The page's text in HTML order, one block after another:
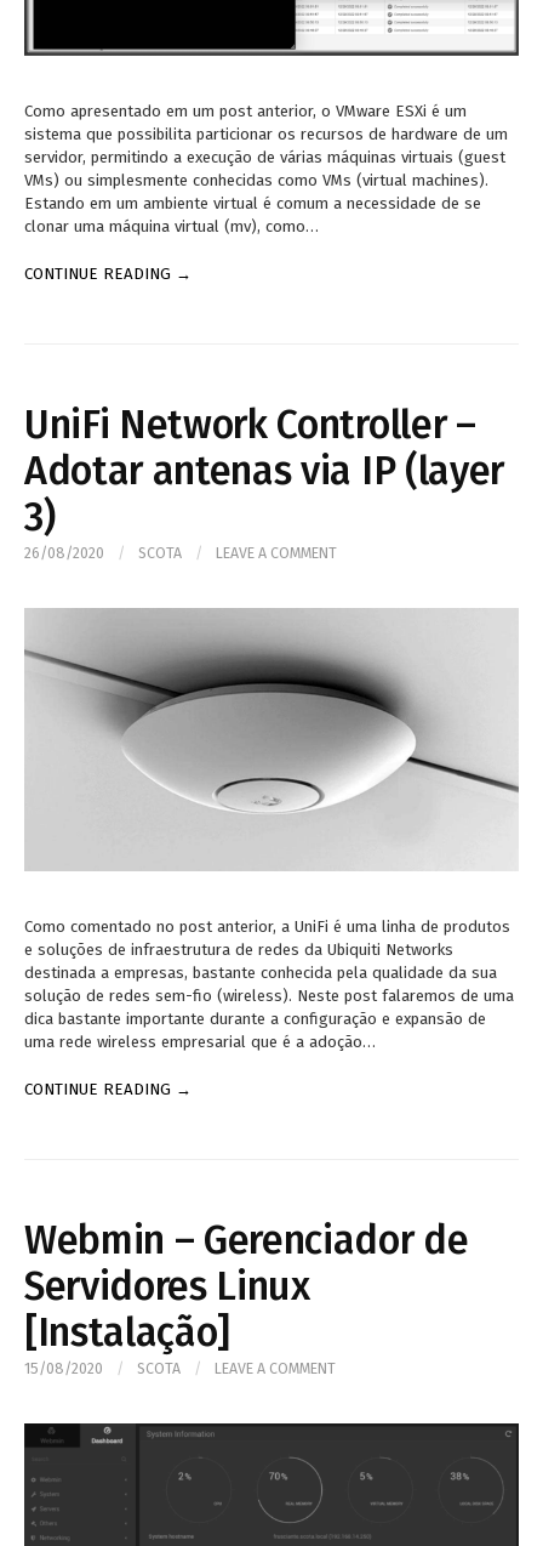
Como apresentado em um post anterior, o VMware ESXi é um
sistema que possibilita particionar os recursos de hardware de um
servidor, permitindo a execução de várias máquinas virtuais (guest
VMs) ou simplesmente conhecidas como VMs (virtual machines).
Estando em um ambiente virtual é comum a necessidade de se
clonar uma máquina virtual (mv), como…
CONTINUE READING →
UniFi Network Controller –
Adotar antenas via IP (layer
3)
26/08/2020 / SCOTA / LEAVE A COMMENT
Como comentado no post anterior, a UniFi é uma linha de produtos
e soluções de infraestrutura de redes da Ubiquiti Networks
destinada a empresas, bastante conhecida pela qualidade da sua
solução de redes sem-fio (wireless). Neste post falaremos de uma
dica bastante importante durante a configuração e expansão de
uma rede wireless empresarial que é a adoção…
CONTINUE READING →
Webmin – Gerenciador de
Servidores Linux
[Instalação]
15/08/2020 / SCOTA / LEAVE A COMMENT